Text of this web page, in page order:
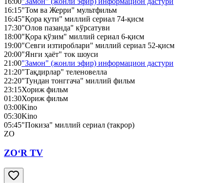
16:15"Том ва Жерри" мультфильм
16:45"Қора қути" миллий сериал 74-қисм
17:30"Олов пазанда" кўрсатуви
18:00"Қора кўзим" миллий сериал 6-қисм
19:00"Севги изтироблари" миллий сериал 52-қисм
20:00"Янги ҳаёт" ток шоуси
21:00"Замон" (жонли эфир) информацион дастури
21:20"Тақдирлар" теленовелла
22:20"Тундан тонггача" миллий фильм
23:15Хориж фильм
01:30Хориж фильм
03:00Kino
05:30Kino
05:45"Покиза" миллий сериал (такрор)
ZO
ZO‘R TV